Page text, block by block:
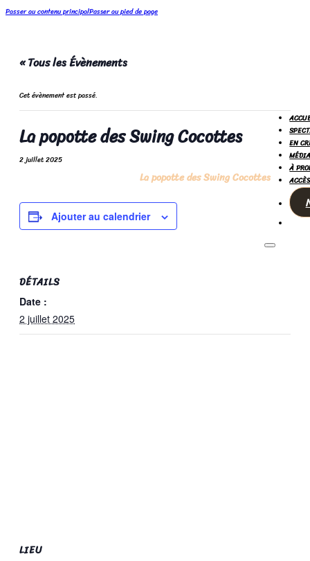
Passer au contenu principalPasser au pied de page
La popotte des Swing Cocottes
EN
À
« Tous les Évènements
Cet évènement est passé.
La popotte des Swing Cocottes
2 juillet 2025
Ajouter au calendrier
DÉTAILS
Date :
2 juillet 2025
LIEU